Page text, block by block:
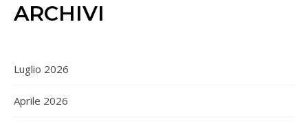
ARCHIVI
Luglio 2026
Aprile 2026